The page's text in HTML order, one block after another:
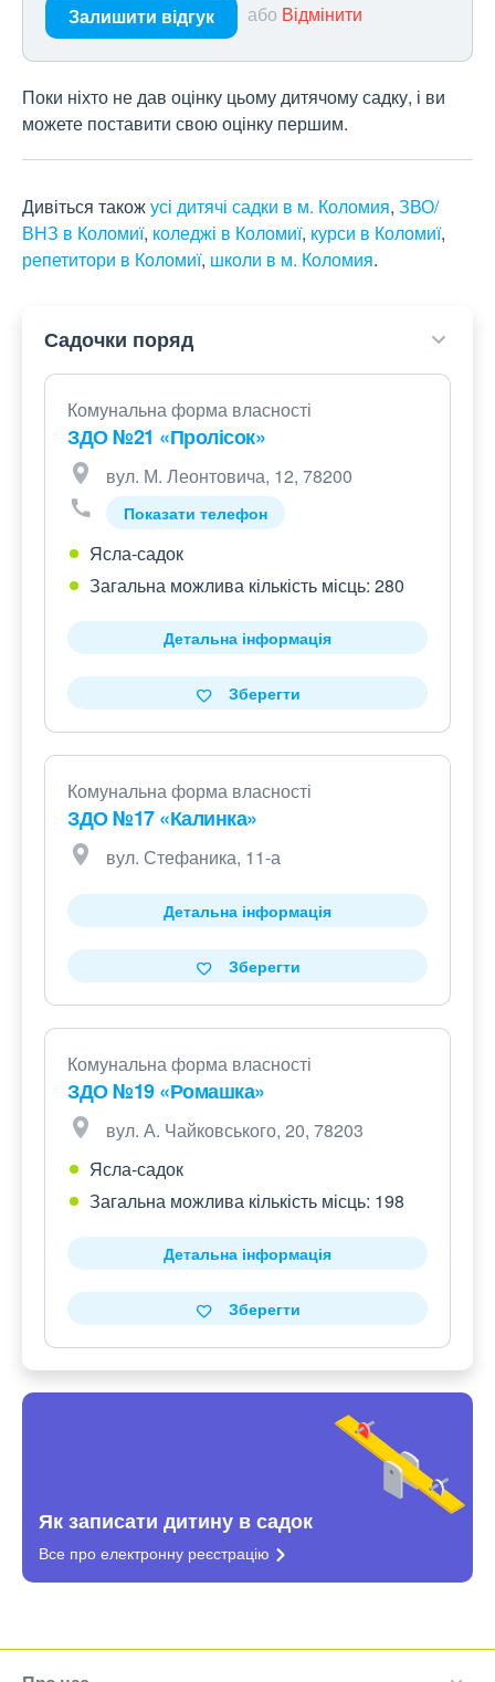
Залишити відгук або Відмінити
Поки ніхто не дав оцінку цьому дитячому садку, і ви
можете поставити свою оцінку першим.
Дивіться такожусі дитячі садки в м. Коломия, ЗВО/
ВНЗ в Коломиї, коледжі в Коломиї, курси в Коломиї,
репетитори в Коломиї, школи в м. Коломия.
Садочки поряд
Комунальна форма власності
ЗДО №21 «Пролісок»
вул. М. Леонтовича, 12, 78200
Показати телефон
Ясла-садок
Загальна можлива кількість місць: 280
Детальна інформація
Зберегти
Комунальна форма власності
ЗДО №17 «Калинка»
вул. Стефаника, 11-а
Детальна інформація
Зберегти
Комунальна форма власності
ЗДО №19 «Ромашка»
вул. А. Чайковського, 20, 78203
Ясла-садок
Загальна можлива кількість місць: 198
Детальна інформація
Зберегти
Як записати дитину в садок
Все про електронну реєстрацію